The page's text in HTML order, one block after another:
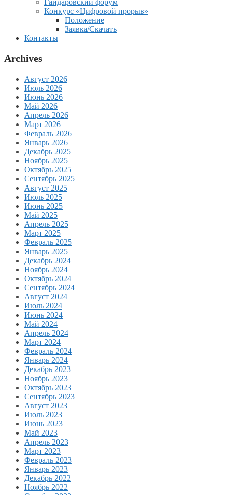
Конкурс «Цифровой прорыв»
Положение
Заявка/Скачать
Контакты
Archives
Август 2026
Июль 2026
Июнь 2026
Май 2026
Апрель 2026
Март 2026
Февраль 2026
Январь 2026
Декабрь 2025
Ноябрь 2025
Октябрь 2025
Сентябрь 2025
Август 2025
Июль 2025
Июнь 2025
Май 2025
Апрель 2025
Март 2025
Февраль 2025
Январь 2025
Декабрь 2024
Ноябрь 2024
Октябрь 2024
Сентябрь 2024
Август 2024
Июль 2024
Июнь 2024
Май 2024
Апрель 2024
Март 2024
Февраль 2024
Январь 2024
Декабрь 2023
Ноябрь 2023
Октябрь 2023
Сентябрь 2023
Август 2023
Июль 2023
Июнь 2023
Май 2023
Апрель 2023
Март 2023
Февраль 2023
Январь 2023
Декабрь 2022
Ноябрь 2022